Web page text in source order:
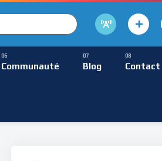
Lecture
Communauté Blog Contact
Méditative